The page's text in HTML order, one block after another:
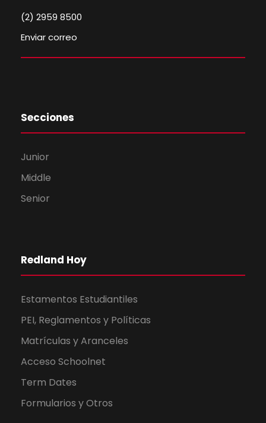
(2) 2959 8500
Enviar correo
Secciones
Junior
Middle
Senior
Redland Hoy
Estamentos Estudiantiles
PEI, Reglamentos y Políticas
Matrículas y Aranceles
Acceso Schoolnet
Term Dates
Formularios y Otros